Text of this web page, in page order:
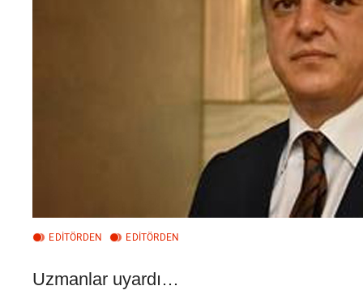
EDITÖRDEN EDİTÖRDEN
Uzmanlar uyardı…